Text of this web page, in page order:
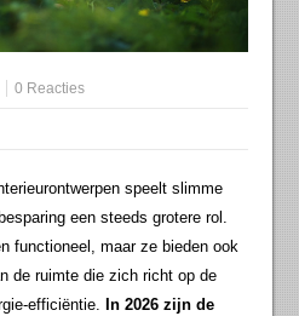
0 Reacties
speelt slimme
een steeds grotere rol.
functioneel, maar ze bieden ook
de ruimte die zich richt op de
efficiëntie. In 2026 zijn de